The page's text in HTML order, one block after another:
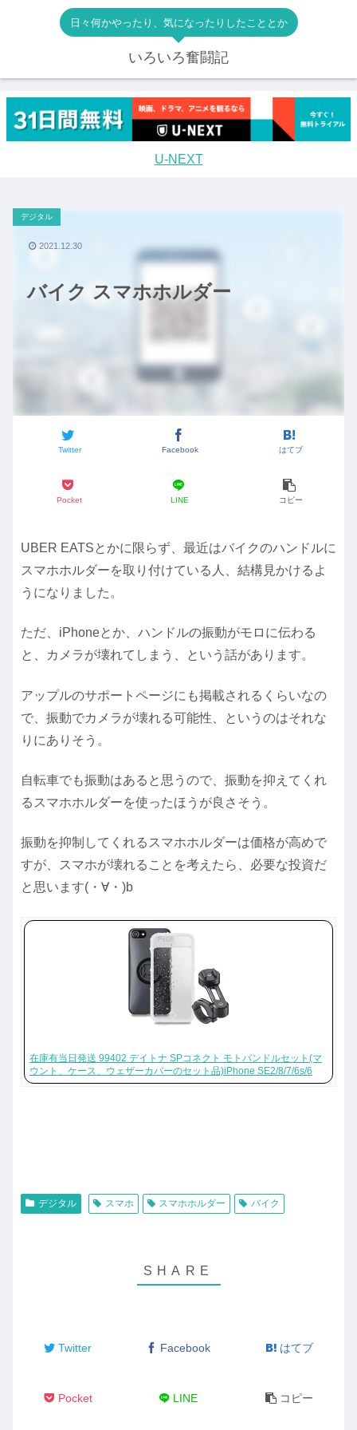
日々何かやったり、気になったりしたこととか
いろいろ奮闘記
U-NEXT
バイク スマホホルダー
デジタル
Twitter Facebook はてブ
Pocket LINE コピー
2021.12.30
UBER EATSとかに限らず、最近はバイクのハンドルに
スマホホルダーを取り付けている人、結構見かけるよ
うになりました。
ただ、iPhoneとか、ハンドルの振動がモロに伝わる
と、カメラが壊れてしまう、という話があります。
アップルのサポートページにも掲載されるくらいなの
で、振動でカメラが壊れる可能性、というのはそれな
りにありそう。
自転車でも振動はあると思うので、振動を抑えてくれ
るスマホホルダーを使ったほうが良さそう。
振動を抑制してくれるスマホホルダーは価格が高めで
すが、スマホが壊れることを考えたら、必要な投資だ
と思います(・∀・)b
在庫有当日発送 99402 デイトナ SPコネクト モトバンドルセット(マ
ウント、ケース、ウェザーカバーのセット品)iPhone SE2/8/7/6s/6
デジタル スマホ スマホホルダー バイク
Twitter Facebook はてブ
Pocket LINE コピー